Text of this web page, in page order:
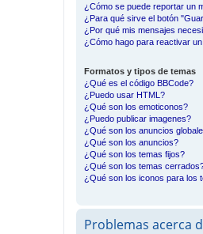
¿Cómo se puede reportar un
¿Para qué sirve el botón
¿Por qué mis mensajes
¿Cómo hago para reactivar
Formatos y tipos de temas
¿Qué es el código BBCode?
¿Puedo usar HTML?
¿Qué son los emoticonos?
¿Puedo publicar imagenes?
¿Qué son los anuncios
¿Qué son los anuncios?
¿Qué son los temas fijos?
¿Qué son los temas
¿Qué son los iconos para los
Problemas acerca